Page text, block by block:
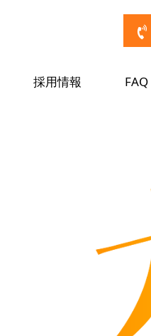
採用情報 FAQ